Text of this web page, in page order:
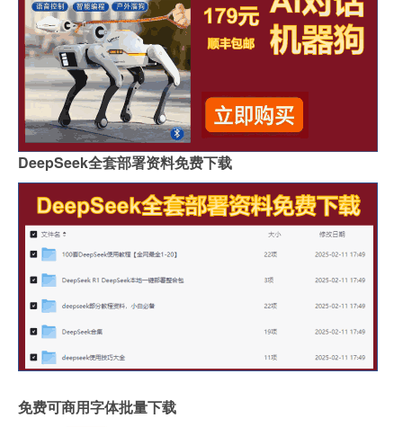
DeepSeek全套部署资料免费下载
免费可商用字体批量下载